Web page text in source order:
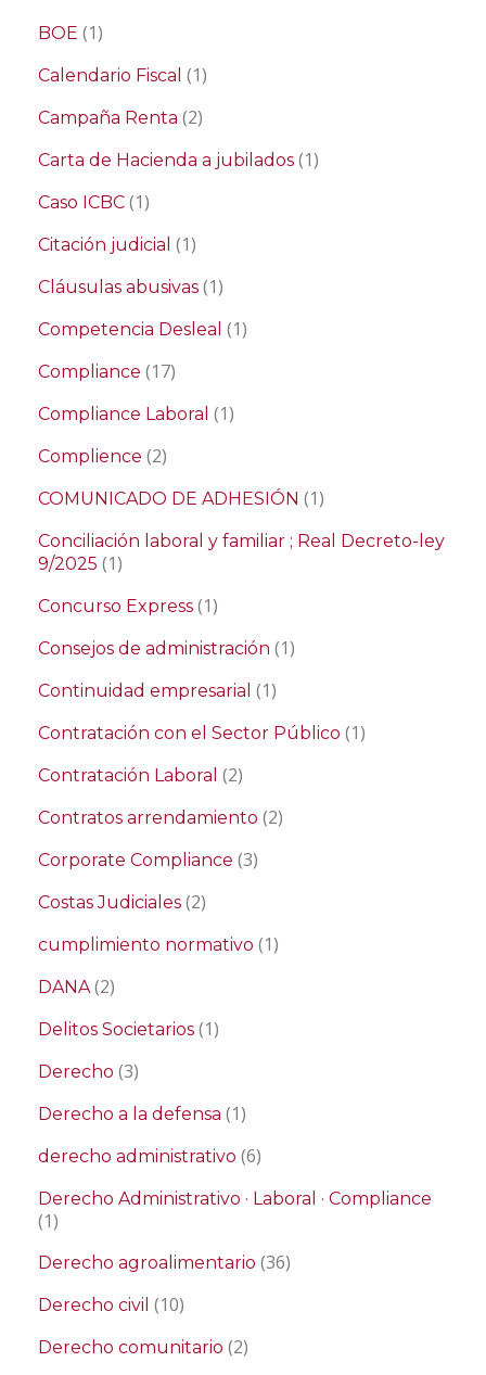
BOE (1)
Calendario Fiscal (1)
Campaña Renta (2)
Carta de Hacienda a jubilados (1)
Caso ICBC (1)
Citación judicial (1)
Cláusulas abusivas (1)
Competencia Desleal (1)
Compliance (17)
Compliance Laboral (1)
Complience (2)
COMUNICADO DE ADHESIÓN (1)
Conciliación laboral y familiar ; Real Decreto-ley
9/2025 (1)
Concurso Express (1)
Consejos de administración (1)
Continuidad empresarial (1)
Contratación con el Sector Público (1)
Contratación Laboral (2)
Contratos arrendamiento (2)
Corporate Compliance (3)
Costas Judiciales (2)
cumplimiento normativo (1)
DANA(2)
Delitos Societarios (1)
Derecho (3)
Derecho a la defensa (1)
derecho administrativo (6)
Derecho Administrativo · Laboral · Compliance
(1)
Derecho agroalimentario (36)
Derecho civil (10)
Derecho comunitario (2)